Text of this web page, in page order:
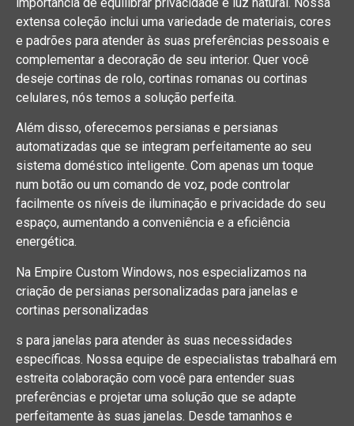
extensa coleção inclui uma variedade de materiais, cores
e padrões para atender às suas preferências pessoais e
complementar a decoração de seu interior. Quer você
deseje cortinas de rolo, cortinas romanas ou cortinas
celulares, nós temos a solução perfeita.
Além disso, oferecemos persianas e persianas
automatizadas que se integram perfeitamente ao seu
sistema doméstico inteligente. Com apenas um toque
num botão ou um comando de voz, pode controlar
facilmente os níveis de iluminação e privacidade do seu
espaço, aumentando a conveniência e a eficiência
energética.
Na Empire Custom Windows, nos especializamos na
criação de persianas personalizadas para janelas e
cortinas personalizadas
s para janelas para atender às suas necessidades
específicas. Nossa equipe de especialistas trabalhará em
estreita colaboração com você para entender suas
preferências e projetar uma solução que se adapte
perfeitamente às suas janelas. Desde tamanhos e